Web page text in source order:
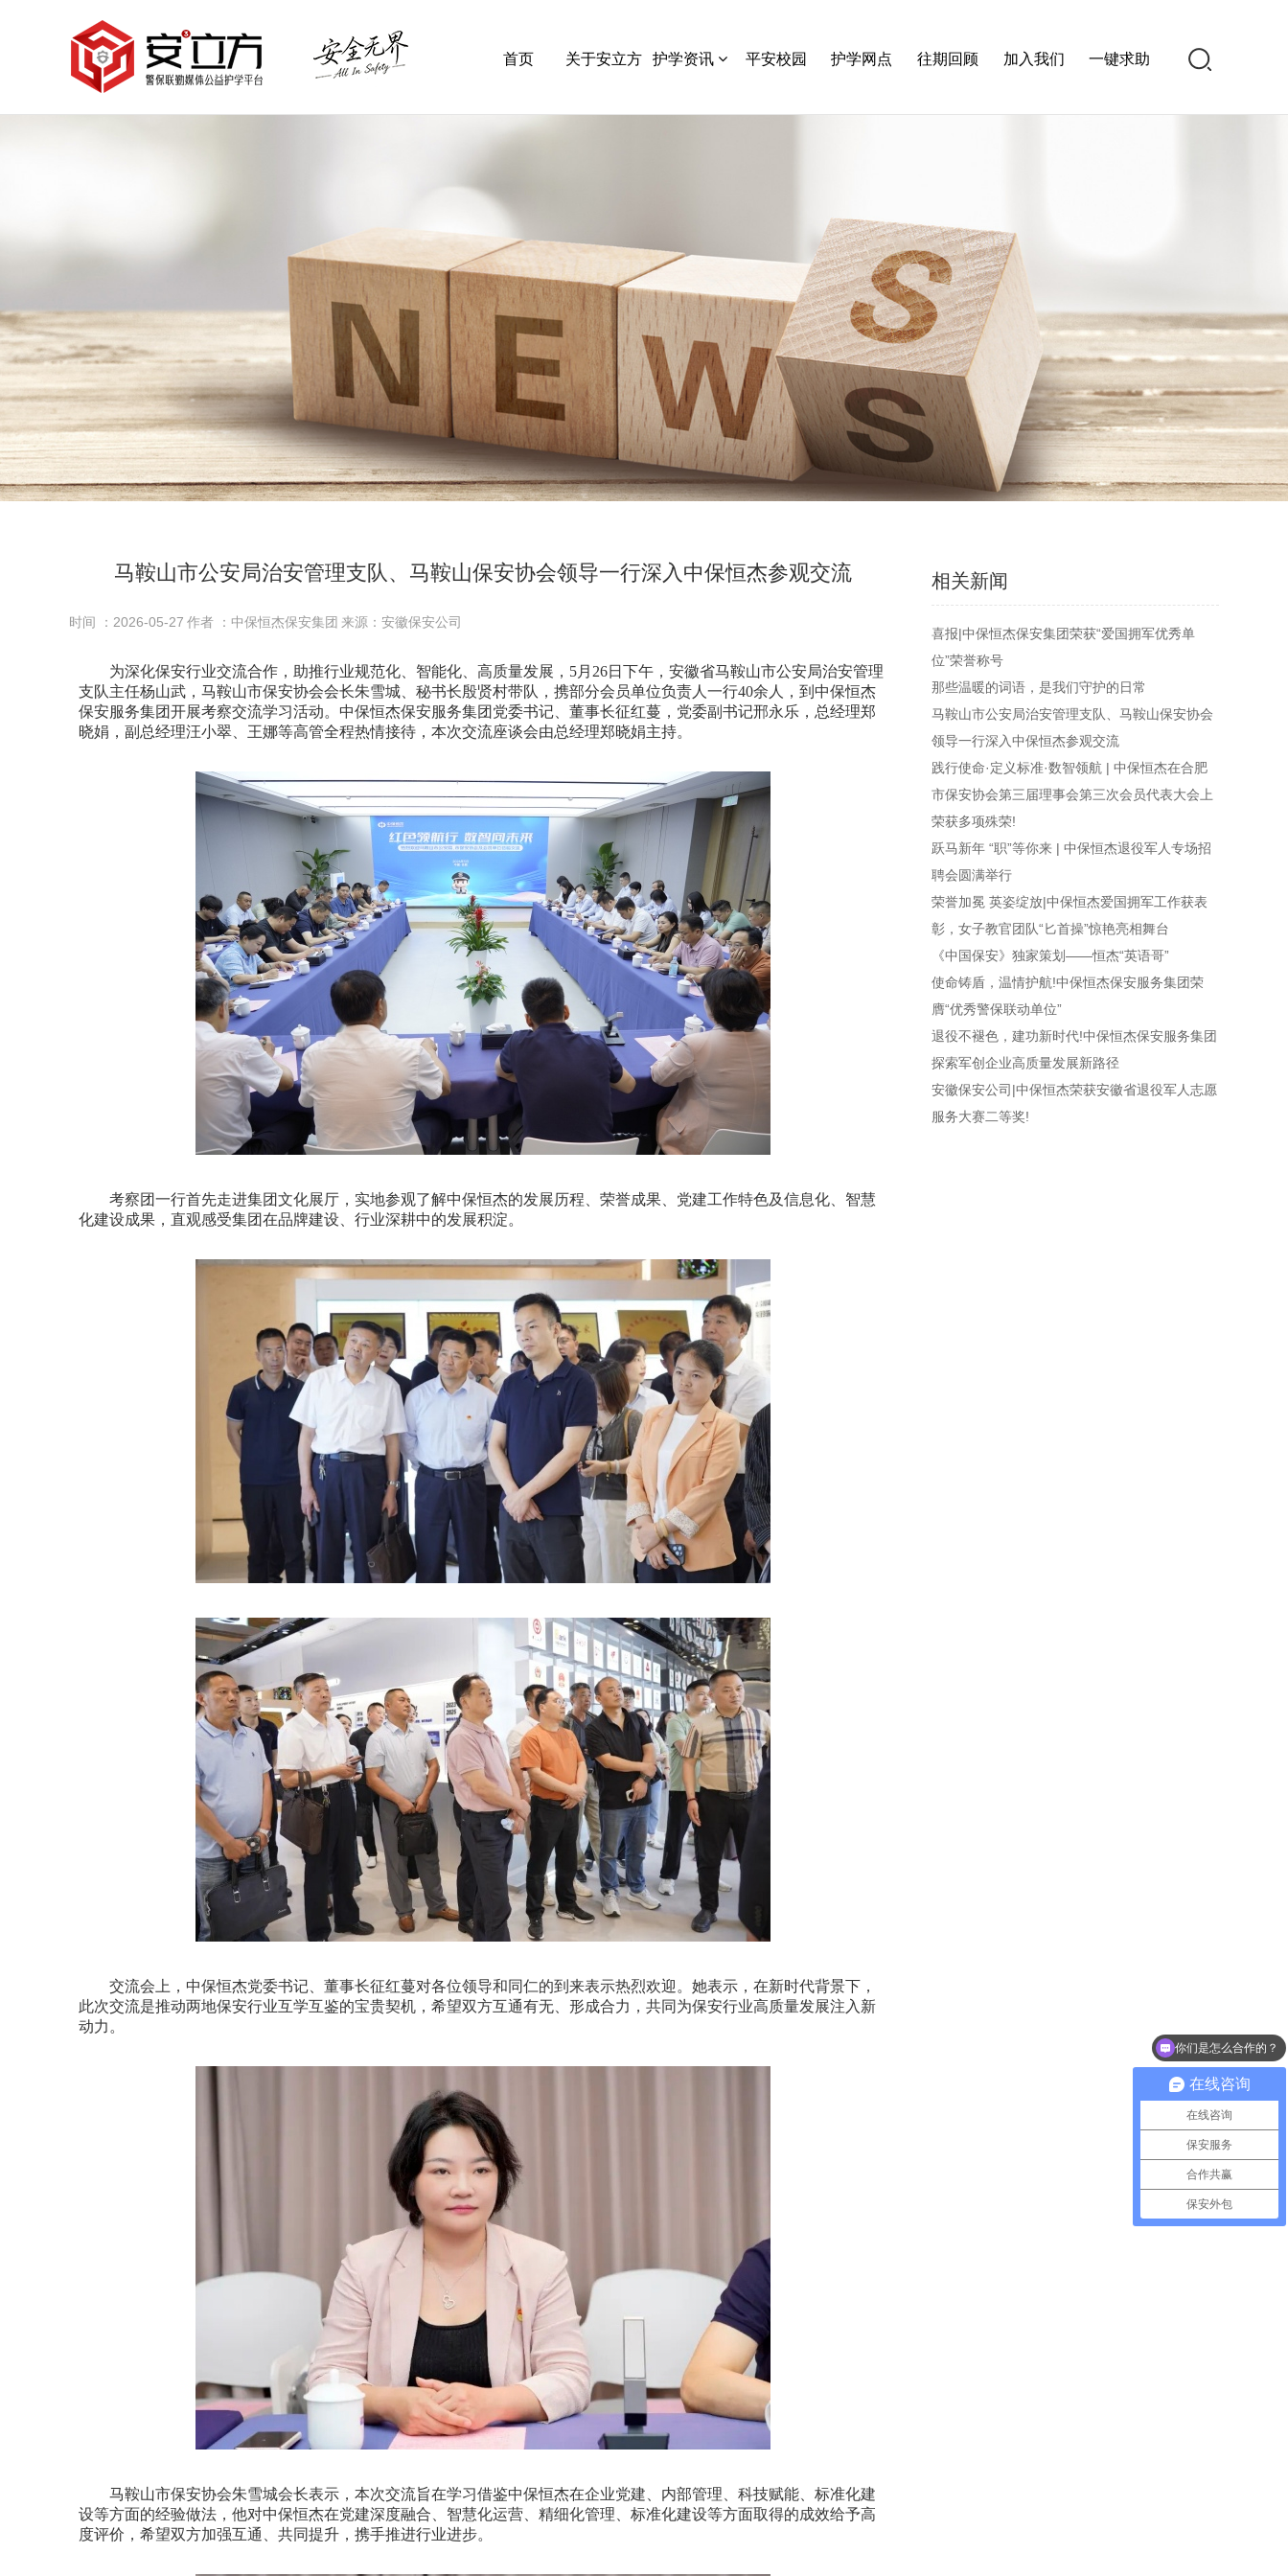
首页 关于安立方 护学资讯 平安校园 护学网点 往期回顾 加入我们 一键求助
马鞍山市公安局治安管理支队、马鞍山保安协会领导一行深入中保恒杰参观交流
时间 ：2026-05-27 作者 ：中保恒杰保安集团 来源：安徽保安公司
为深化保安行业交流合作，助推行业规范化、智能化、高质量发展，5月26日下午，安徽省马鞍山市公安局治安管理
支队主任杨山武，马鞍山市保安协会会长朱雪城、秘书长殷贤村带队，携部分会员单位负责人一行40余人，到中保恒杰
保安服务集团开展考察交流学习活动。中保恒杰保安服务集团党委书记、董事长征红蔓，党委副书记邢永乐，总经理郑
晓娟，副总经理汪小翠、王娜等高管全程热情接待，本次交流座谈会由总经理郑晓娟主持。
考察团一行首先走进集团文化展厅，实地参观了解中保恒杰的发展历程、荣誉成果、党建工作特色及信息化、智慧
化建设成果，直观感受集团在品牌建设、行业深耕中的发展积淀。
交流会上，中保恒杰党委书记、董事长征红蔓对各位领导和同仁的到来表示热烈欢迎。她表示，在新时代背景下，
此次交流是推动两地保安行业互学互鉴的宝贵契机，希望双方互通有无、形成合力，共同为保安行业高质量发展注入新
动力。
马鞍山市保安协会朱雪城会长表示，本次交流旨在学习借鉴中保恒杰在企业党建、内部管理、科技赋能、标准化建
设等方面的经验做法，他对中保恒杰在党建深度融合、智慧化运营、精细化管理、标准化建设等方面取得的成效给予高
度评价，希望双方加强互通、共同提升，携手推进行业进步。
相关新闻
喜报|中保恒杰保安集团荣获“爱国拥军优秀单
位”荣誉称号
那些温暖的词语，是我们守护的日常
马鞍山市公安局治安管理支队、马鞍山保安协会
领导一行深入中保恒杰参观交流
践行使命·定义标准·数智领航 | 中保恒杰在合肥
市保安协会第三届理事会第三次会员代表大会上
荣获多项殊荣!
跃马新年 “职”等你来 | 中保恒杰退役军人专场招
聘会圆满举行
荣誉加冕 英姿绽放|中保恒杰爱国拥军工作获表
彰，女子教官团队“匕首操”惊艳亮相舞台
《中国保安》独家策划——恒杰“英语哥”
使命铸盾，温情护航!中保恒杰保安服务集团荣
膺“优秀警保联动单位”
退役不褪色，建功新时代!中保恒杰保安服务集团
探索军创企业高质量发展新路径
安徽保安公司|中保恒杰荣获安徽省退役军人志愿
服务大赛二等奖!
在线咨询
在线咨询
保安服务
合作共赢
保安外包
你们是怎么合作的？
保安外包给你们怎么收费？